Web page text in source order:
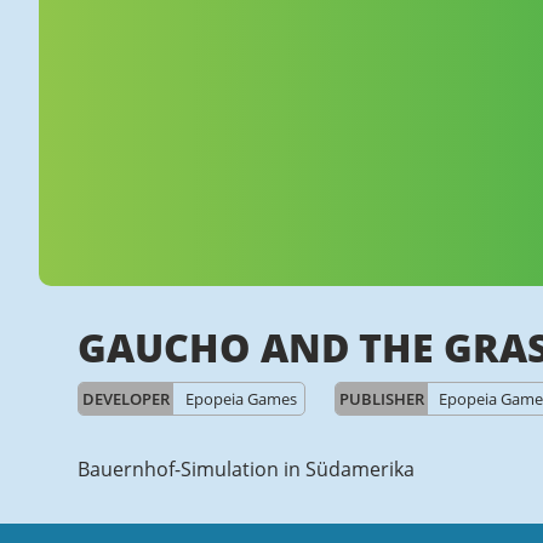
GAUCHO AND THE
DEVELOPER Epopeia Games PUBLISHER Epopeia
Bauernhof-Simulation in Südamerika